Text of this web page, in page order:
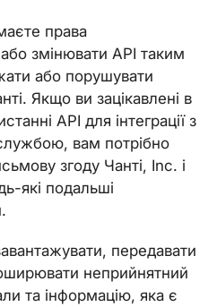
права
змінювати API таким
або порушувати
Якщо ви зацікавлені в
API для інтеграції з
вам потрібно
згоду Чанті, Inc. і
які подальші
передавати
неприйнятний
та інформацію, яка є